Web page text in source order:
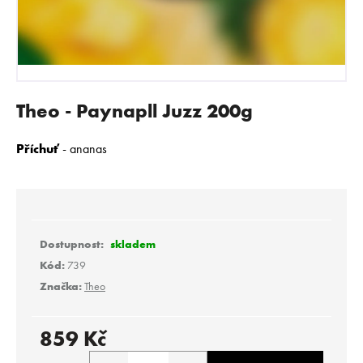
Theo - Paynapll Juzz 200g
Příchuť- ananas
skladem
Kód: 739
Značka:Theo
859 Kč
N
A
J
T